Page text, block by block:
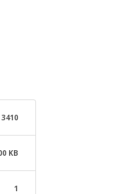
3410
KB
1